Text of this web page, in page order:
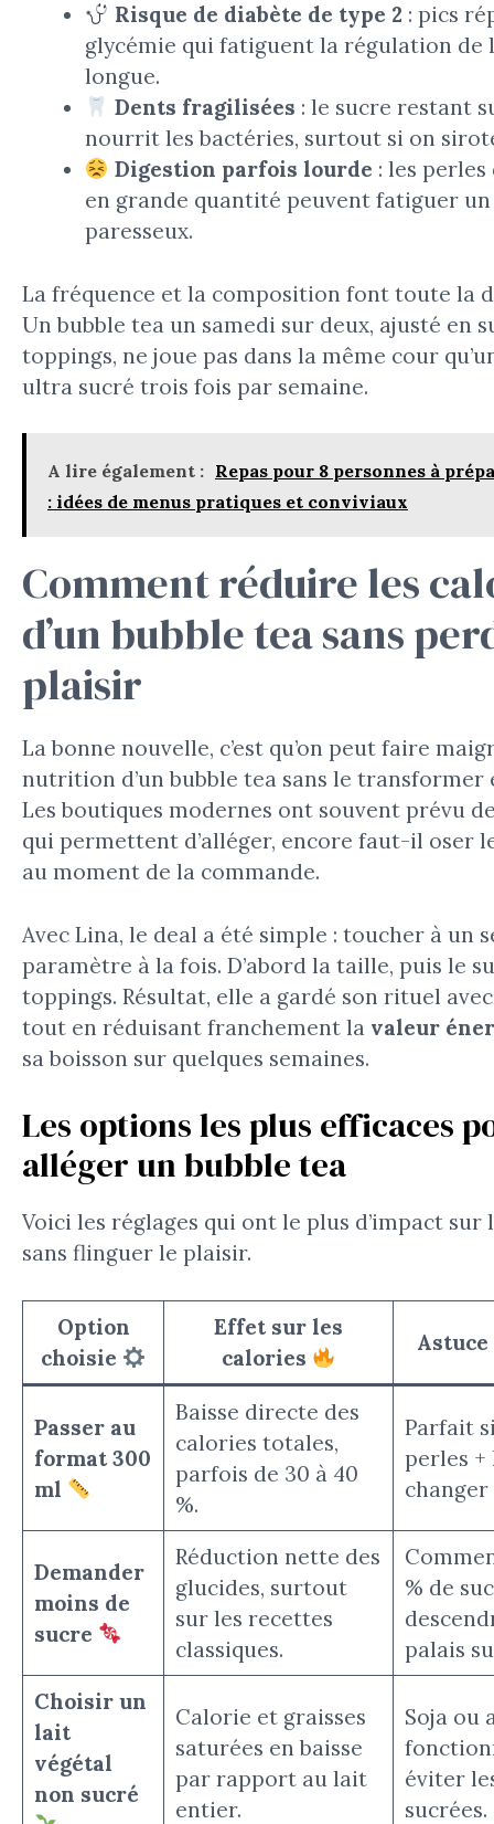
Risque de diabète de type 2 : pics
glycémie qui fatiguent la régulation de
longue.
Dents fragilisées : le sucre restant
nourrit les bactéries, surtout si on
Digestion parfois lourde : les
en grande quantité peuvent fatiguer
paresseux.
La fréquence et la composition font toute la
Un bubble tea un samedi sur deux, ajusté en
toppings, ne joue pas dans la même cour
ultra sucré trois fois par semaine.
A lire également : Repas pour 8 personnes à
: idées de menus pratiques et conviviaux
Comment réduire les
d’un bubble tea sans
plaisir
La bonne nouvelle, c’est qu’on peut faire
nutrition d’un bubble tea sans le transformer
Les boutiques modernes ont souvent prévu
qui permettent d’alléger, encore faut-il oser
au moment de la commande.
Avec Lina, le deal a été simple : toucher à un
paramètre à la fois. D’abord la taille, puis le
toppings. Résultat, elle a gardé son rituel avec
tout en réduisant franchement la valeur
sa boisson sur quelques semaines.
Les options les plus efficaces
alléger un bubble tea
Voici les réglages qui ont le plus d’impact sur
sans flinguer le plaisir.
Option
choisie
Effet sur les
calories
Astuce
Passer au
format 300
ml
Baisse directe des
calories totales,
parfois de 30 à 40
%.
Parfait
perles +
Demander
moins de
sucre
Réduction nette des
glucides, surtout
sur les recettes
classiques.
% de
palais
Choisir un
lait
végétal
non sucré
Calorie et graisses
saturées en baisse
par rapport au lait
entier.
Soja ou
éviter
sucrées.